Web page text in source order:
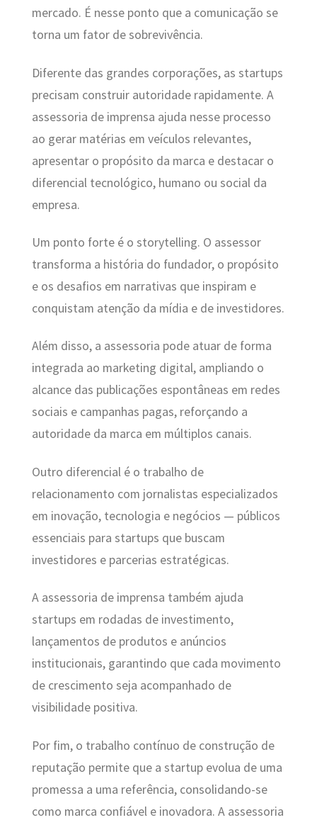
mercado. É nesse ponto que a comunicação se
torna um fator de sobrevivência.
Diferente das grandes corporações, as startups
precisam construir autoridade rapidamente. A
assessoria de imprensa ajuda nesse processo
ao gerar matérias em veículos relevantes,
apresentar o propósito da marca e destacar o
diferencial tecnológico, humano ou social da
empresa.
Um ponto forte é o storytelling. O assessor
transforma a história do fundador, o propósito
e os desafios em narrativas que inspiram e
conquistam atenção da mídia e de investidores.
Além disso, a assessoria pode atuar de forma
integrada ao marketing digital, ampliando o
alcance das publicações espontâneas em redes
sociais e campanhas pagas, reforçando a
autoridade da marca em múltiplos canais.
Outro diferencial é o trabalho de
relacionamento com jornalistas especializados
em inovação, tecnologia e negócios — públicos
essenciais para startups que buscam
investidores e parcerias estratégicas.
A assessoria de imprensa também ajuda
startups em rodadas de investimento,
lançamentos de produtos e anúncios
institucionais, garantindo que cada movimento
de crescimento seja acompanhado de
visibilidade positiva.
Por fim, o trabalho contínuo de construção de
reputação permite que a startup evolua de uma
promessa a uma referência, consolidando-se
como marca confiável e inovadora. A assessoria